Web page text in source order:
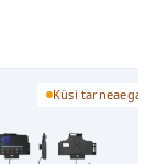
Küsi tarneaega